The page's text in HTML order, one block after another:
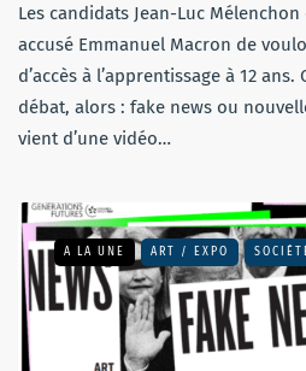
Les candidats Jean-Luc
accusé Emmanuel Macron de
d’accès à l’apprentissage à 12
débat, alors : fake news ou
vient d’une vidéo…
A LA UNE ART / EXPO